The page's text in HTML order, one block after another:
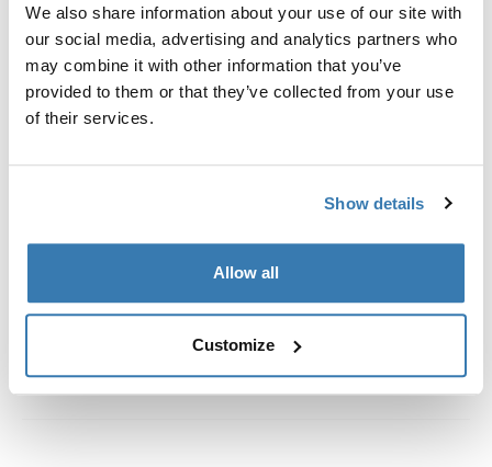
We also share information about your use of our site with
our social media, advertising and analytics partners who
may combine it with other information that you’ve
provided to them or that they’ve collected from your use
of their services.
Show details
Allow all
Customize
de portaequipajes de instalación personalizada.
Toggle guides and instructions